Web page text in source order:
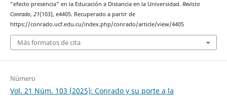
"efecto presencia" en la Educación a Distancia en la Universidad. Revista
Conrado, 21(103), e4405. Recuperado a partir de
https://conrado.ucf.edu.cu/index.php/conrado/article/view/4405
Más formatos de cita
Número
Vol. 21 Núm. 103 (2025): Conrado y su porte a la